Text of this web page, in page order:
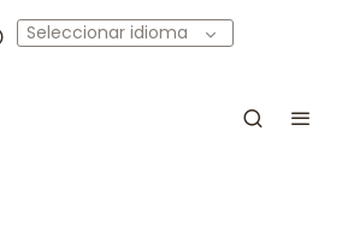
Seleccionar idioma